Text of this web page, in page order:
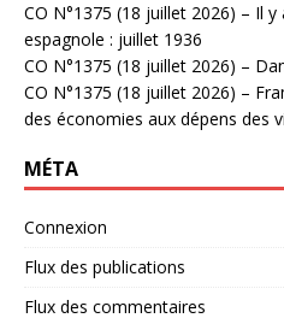
CO N°1375 (18 juillet 2026) – Il
espagnole : juillet 1936
CO N°1375 (18 juillet 2026) –
CO N°1375 (18 juillet 2026) –
des économies aux dépens des
MÉTA
Connexion
Flux des publications
Flux des commentaires